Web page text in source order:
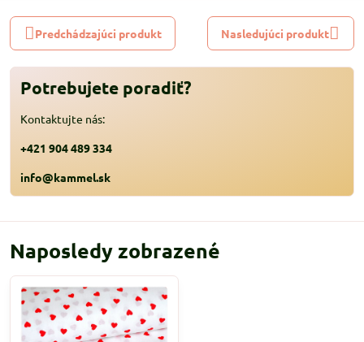
Predchádzajúci produkt Nasledujúci produkt
Potrebujete poradiť?
Kontaktujte nás:
+421 904 489 334
info@kammel.sk
Naposledy zobrazené